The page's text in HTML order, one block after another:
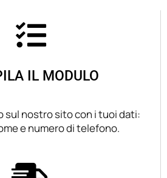
IL MODULO
sul nostro sito con i tuoi dati:
e numero di telefono.